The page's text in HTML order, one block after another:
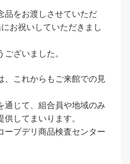
品をお渡しさせていただ
お祝いしていただきまし
ざいました。
、これからもご来館での見
通じて、組合員や地域のみ
してまいります。
ープデリ商品検査センター